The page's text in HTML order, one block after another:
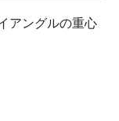
アングルの重心